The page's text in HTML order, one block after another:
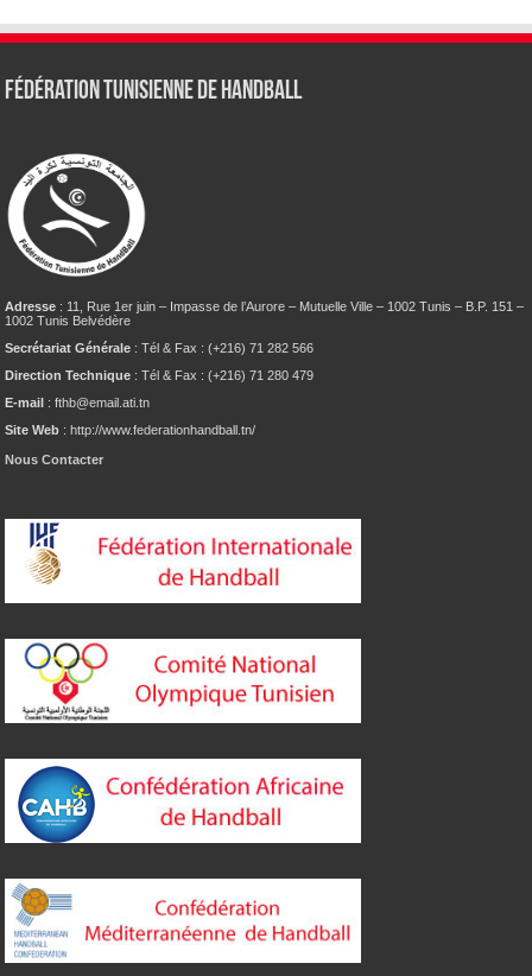
Fédération tunisienne de Handball
Adresse : 11, Rue 1er juin – Impasse de l’Aurore – Mutuelle Ville – 1002 Tunis – B.P. 151 –
1002 Tunis Belvédère
Secrétariat Générale : Tél & Fax : (+216) 71 282 566
Direction Technique : Tél & Fax : (+216) 71 280 479
E-mail : fthb@email.ati.tn
Site Web : http://www.federationhandball.tn/
Nous Contacter